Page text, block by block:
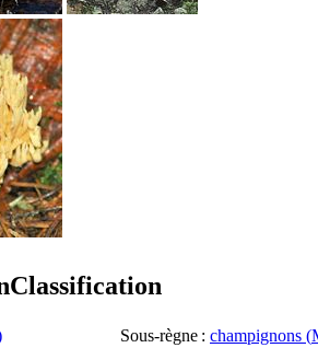
Classification
Sous-règne : champignons (